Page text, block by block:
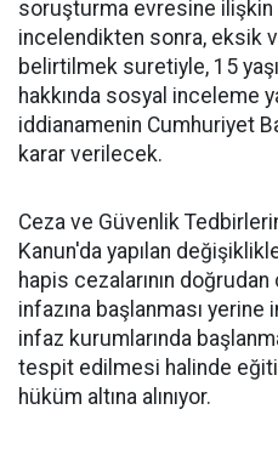
soruşturma evresine
incelendikten sonra, eksik
belirtilmek suretiyle, 15
hakkında sosyal inceleme
iddianamenin Cumhuriyet
karar verilecek.
Ceza ve Güvenlik
Kanun'da yapılan
hapis cezalarının
infazına başlanması
infaz kurumlarında
tespit edilmesi halinde
hüküm altına alınıyor.